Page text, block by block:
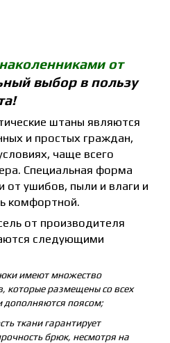
от
выбор в пользу
штаны являются
и простых граждан,
чаще всего
Специальная форма
ушибов, пыли и влаги и
комфортной.
от производителя
следующими
имеют множество
которые размещены со всех
дополняются поясом;
ткани гарантирует
брюк, несмотря на